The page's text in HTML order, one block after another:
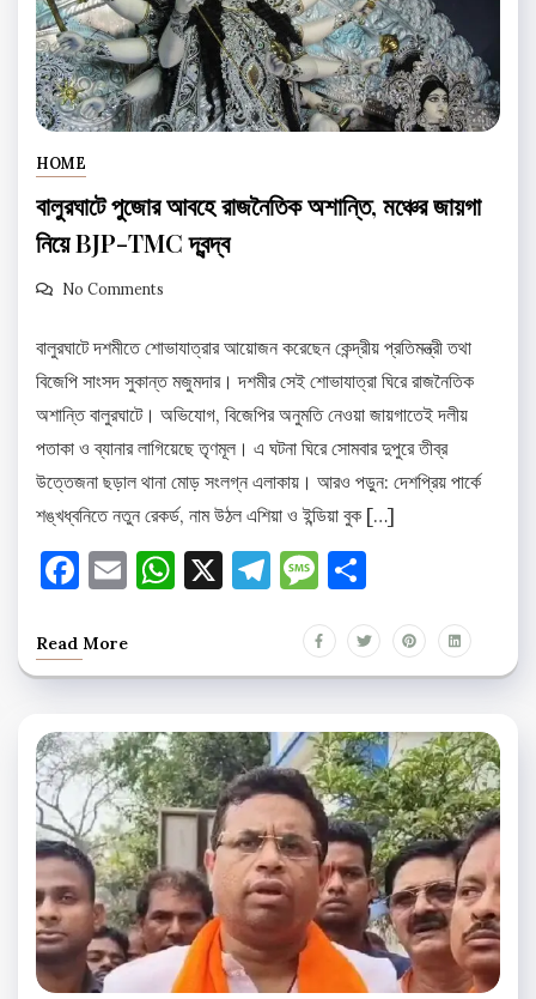
HOME
বালুরঘাটে পুজোর আবহে রাজনৈতিক অশান্তি, মঞ্চের জায়গা
নিয়ে BJP-TMC দ্বন্দ্ব
No Comments
বালুরঘাটে দশমীতে শোভাযাত্রার আয়োজন করেছেন কেন্দ্রীয় প্রতিমন্ত্রী তথা
বিজেপি সাংসদ সুকান্ত মজুমদার। দশমীর সেই শোভাযাত্রা ঘিরে রাজনৈতিক
অশান্তি বালুরঘাটে। অভিযোগ, বিজেপির অনুমতি নেওয়া জায়গাতেই দলীয়
পতাকা ও ব্যানার লাগিয়েছে তৃণমূল। এ ঘটনা ঘিরে সোমবার দুপুরে তীব্র
উত্তেজনা ছড়াল থানা মোড় সংলগ্ন এলাকায়। আরও পড়ুন: দেশপ্রিয় পার্কে
শঙ্খধ্বনিতে নতুন রেকর্ড, নাম উঠল এশিয়া ও ইন্ডিয়া বুক […]
Facebook
EmailWhatsApp
X Telegram
Message
Read More